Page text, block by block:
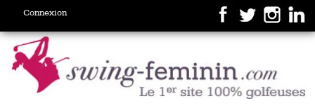
Connexion